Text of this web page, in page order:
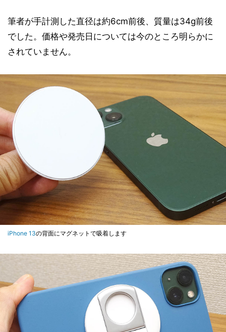
筆者が手計測した直径は約6cm前後、質量は34g前後
でした。価格や発売日については今のところ明らかに
されていません。
iPhone 13の背面にマグネットで吸着します